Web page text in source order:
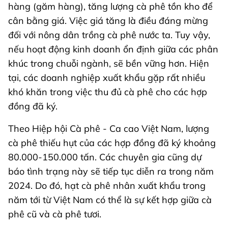
hàng (găm hàng), tăng lượng cà phê tồn kho để
cân bằng giá. Việc giá tăng là điều đáng mừng
đối với nông dân trồng cà phê nước ta. Tuy vậy,
nếu hoạt động kinh doanh ổn định giữa các phân
khúc trong chuỗi ngành, sẽ bền vững hơn. Hiện
tại, các doanh nghiệp xuất khẩu gặp rất nhiều
khó khăn trong việc thu đủ cà phê cho các hợp
đồng đã ký.
Theo Hiệp hội Cà phê - Ca cao Việt Nam, lượng
cà phê thiếu hụt của các hợp đồng đã ký khoảng
80.000-150.000 tấn. Các chuyên gia cũng dự
báo tình trạng này sẽ tiếp tục diễn ra trong năm
2024. Do đó, hạt cà phê nhân xuất khẩu trong
năm tới từ Việt Nam có thể là sự kết hợp giữa cà
phê cũ và cà phê tươi.